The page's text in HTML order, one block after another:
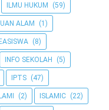
ILMU HUKUM (59)
ALAM (1)
(8)
INFO SEKOLAH (5)
IPTS (47)
(2) ISLAMIC (22)